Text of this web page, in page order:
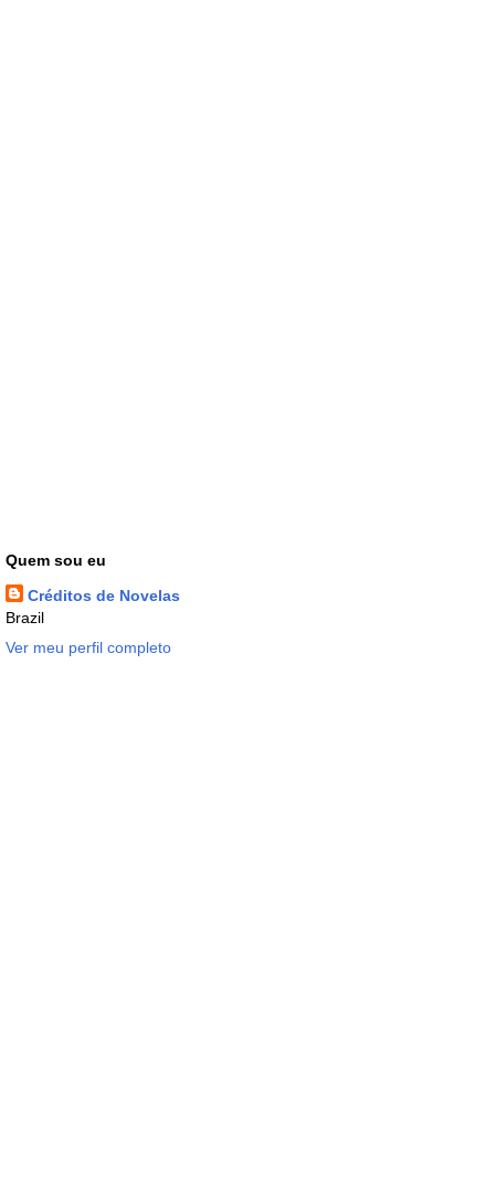
Quem sou eu
Créditos de Novelas
Brazil
Ver meu perfil completo